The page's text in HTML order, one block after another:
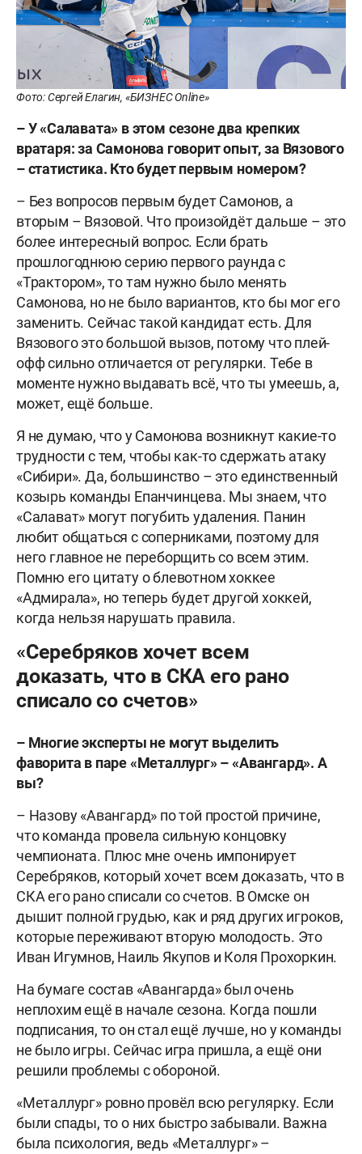
Фото: Сергей Елагин, «БИЗНЕС Online»
–У«Салавата» вэтом сезонедва крепких
вратаря:за Самонова говоритопыт,за Вязового
–статистика. Ктобудет первым номером?
– Без вопросов первым будет Самонов, а
вторым – Вязовой. Что произойдёт дальше – это
более интересный вопрос. Если брать
прошлогоднюю серию первого раунда с
«Трактором», то там нужно было менять
Самонова, но не было вариантов, кто бы мог его
заменить. Сейчас такой кандидат есть. Для
Вязового это большой вызов, потому что плей-
офф сильно отличается от регулярки. Тебе в
моменте нужно выдавать всё, что ты умеешь, а,
может, ещё больше.
Я не думаю, что у Самонова возникнут какие-то
трудности с тем, чтобы как-то сдержать атаку
«Сибири». Да, большинство – это единственный
козырь команды Епанчинцева. Мы знаем, что
«Салават» могут погубить удаления. Панин
любит общаться с соперниками, поэтому для
него главное не переборщить со всем этим.
Помню его цитату о блевотном хоккее
«Адмирала», но теперь будет другой хоккей,
когда нельзя нарушать правила.
«Серебряков хочет всем
доказать, что в СКА его рано
списало со счетов»
– Многиеэксперты не могут выделить
фаворита в паре«Металлург» –«Авангард». А
вы?
– Назову «Авангард» по той простой причине,
что команда провела сильную концовку
чемпионата. Плюс мне очень импонирует
Серебряков, который хочет всем доказать, что в
СКА его рано списали со счетов. В Омске он
дышит полной грудью, как и ряд других игроков,
которые переживают вторую молодость. Это
Иван Игумнов, Наиль Якупов и Коля Прохоркин.
На бумаге состав «Авангарда» был очень
неплохим ещё в начале сезона. Когда пошли
подписания, то он стал ещё лучше, но у команды
не было игры. Сейчас игра пришла, а ещё они
решили проблемы с обороной.
«Металлург» ровно провёл всю регулярку. Если
были спады, то о них быстро забывали. Важна
была психология, ведь «Металлург» –